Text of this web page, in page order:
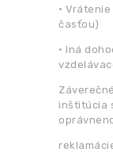
• Vrátenie
časťou)
• Iná
inštitúcia